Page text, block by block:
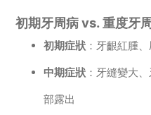
初期牙周病 vs. 重度牙
初期症狀 ：牙齦紅腫
中期症狀 ：牙縫變大
部露出